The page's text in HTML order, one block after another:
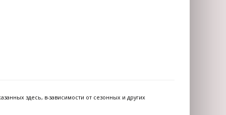
здесь, в-зависимости от сезонных и других